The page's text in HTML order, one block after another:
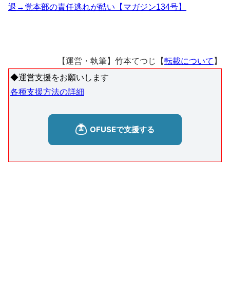
退→党本部の責任逃れが酷い【マガジン134号】
【運営・執筆】竹本てつじ【転載について 】
◆運営支援をお願いします
各種支援方法の詳細